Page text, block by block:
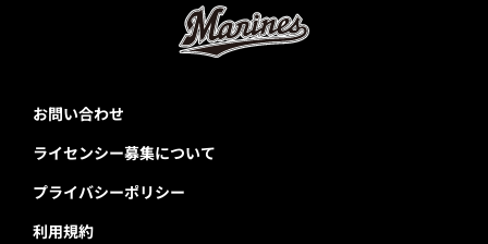
お問い合わせ
ライセンシー募集について
プライバシーポリシー
利用規約